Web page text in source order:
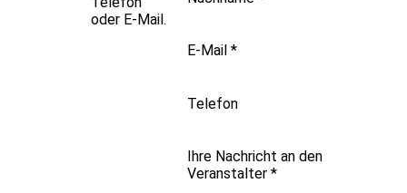
oder E-Mail.
E-Mail *
Telefon
Ihre Nachricht an den
Veranstalter *